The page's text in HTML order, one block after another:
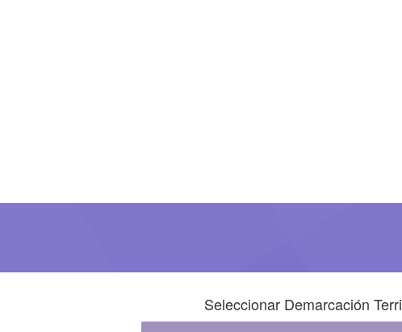
Seleccionar Demarcación